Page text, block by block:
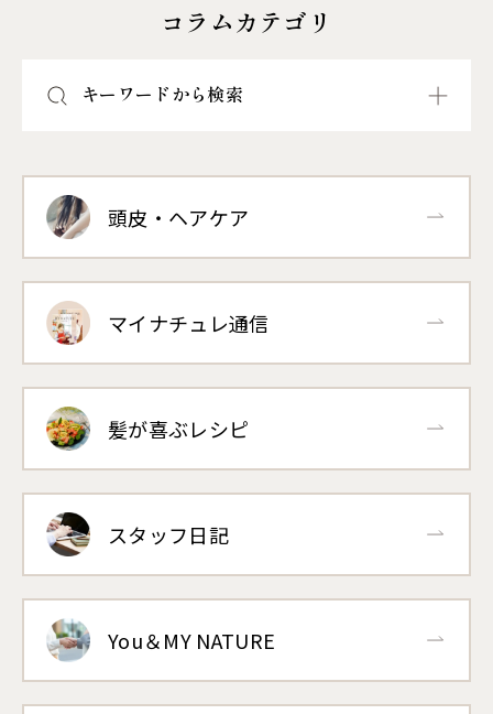
コラムカテゴリ
キーワードから検索
頭皮・ヘアケア
マイナチュレ通信
髪が喜ぶレシピ
スタッフ日記
You＆MY NATURE